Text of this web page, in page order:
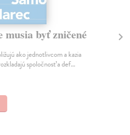
musia byť zničené
ako jednotlivcom a kazia
spoločnosť a def...